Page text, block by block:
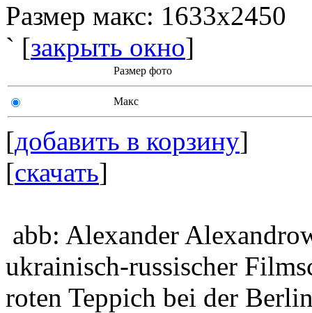
Размер макс: 1633x2450
` [закрыть окно]
Размер фото
Макс
[добавить в корзину]
[скачать]
abb: Alexander
ukrainisch-russischer
roten Teppich bei der